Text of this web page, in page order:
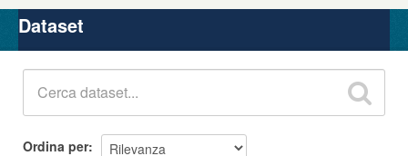
Organizzazioni
Gruppi
Dataset
Ordina per